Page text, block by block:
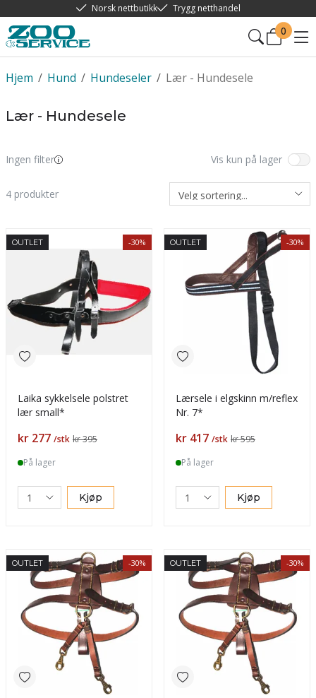
Norsk nettbutikk Trygg netthandel
0
/
Hjem /
Hund /
Hundeseler Lær - Hundesele
Lær - Hundesele
Ingen filter Vis kun på lager
4 produkter
OUTLET -30%
Laika sykkelsele polstret
lær small*
Pris
kr 277 /stk kr 395
På lager
Kjøp
OUTLET -30%
Lærsele i elgskinn m/reflex
Nr. 7*
Pris
kr 417 /stk kr 595
På lager
Kjøp
OUTLET -30% OUTLET -30%